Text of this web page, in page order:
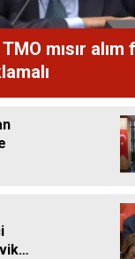
mısır alım